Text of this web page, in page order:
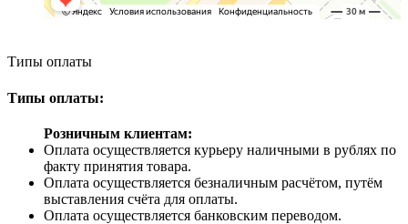
Типы оплаты
Типы оплаты:
Розничным клиентам:
Оплата осуществляется курьеру наличными в рублях по
факту принятия товара.
Оплата осуществляется безналичным расчётом, путём
выставления счёта для оплаты.
Оплата осуществляется банковским переводом.